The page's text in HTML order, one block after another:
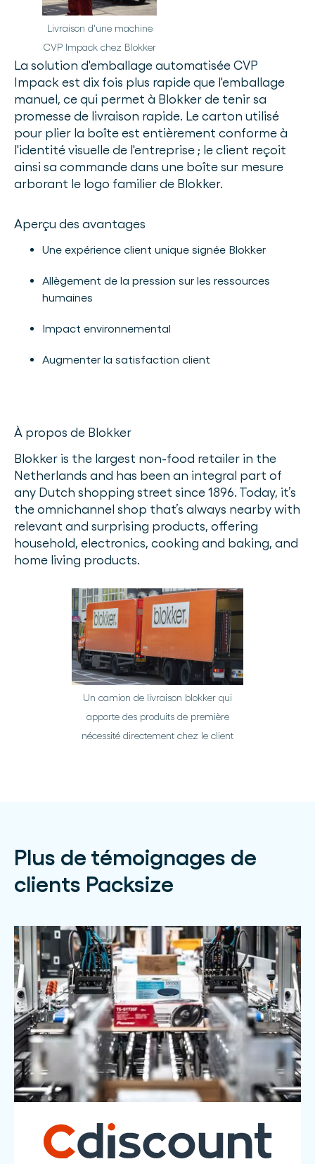
Livraison d'une machine
CVP Impack chez Blokker
La solution d'emballage automatisée CVP
Impack est dix fois plus rapide que l'emballage
manuel, ce qui permet à Blokker de tenir sa
promesse de livraison rapide. Le carton utilisé
pour plier la boîte est entièrement conforme à
l'identité visuelle de l'entreprise ; le client reçoit
ainsi sa commande dans une boîte sur mesure
arborant le logo familier de Blokker.
Aperçu des avantages
Une expérience client unique signée Blokker
Allègement de la pression sur les ressources
humaines
Impact environnemental
Augmenter la satisfaction client
À propos de Blokker
Blokker is the largest non-food retailer in the
Netherlands and has been an integral part of
any Dutch shopping street since 1896. Today, it’s
the omnichannel shop that’s always nearby with
relevant and surprising products, offering
household, electronics, cooking and baking, and
home living products.
Un camion de livraison blokker qui
apporte des produits de première
nécessité directement chez le client
Plus de témoignages de
clients Packsize